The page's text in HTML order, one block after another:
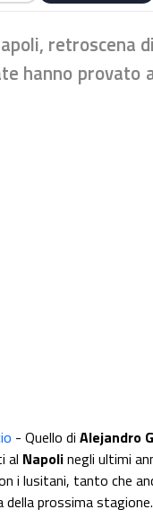
retroscena
hanno provato
- Quello di Alejandro
al Napolinegli ultimi
i lusitani, tanto che
prossima stagione.